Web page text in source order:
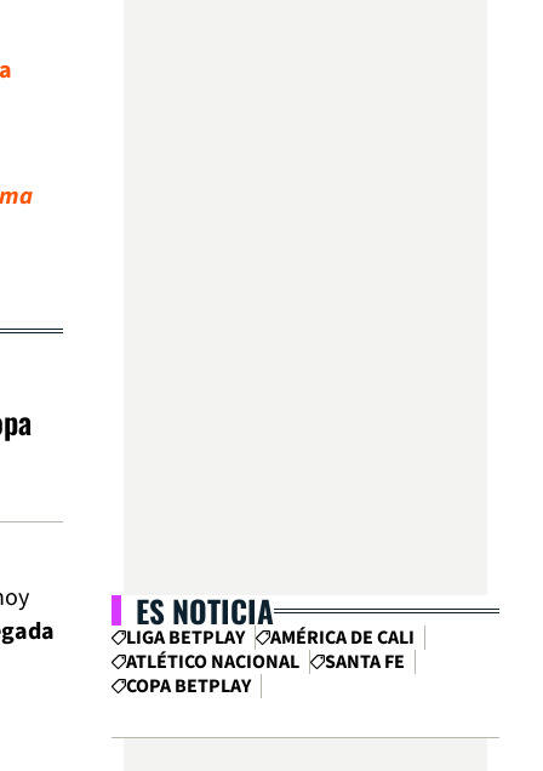
ES NOTICIA
LIGA BETPLAY
AMÉRICA DE CALI
ATLÉTICO NACIONAL
SANTA FE
COPA BETPLAY